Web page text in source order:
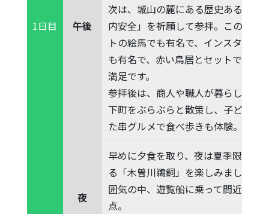
1日目 午後
次は、城山の麓にある歴史ある三光
内安全」を祈願して参拝。この神社
トの絵馬でも有名で、インスタ映え
も有名で、赤い鳥居とセットで記念
満足です。
参拝後は、商人や職人が暮らした名
下町をぶらぶらと散策し、子どもが
た串グルメで食べ歩きも体験。
夜
早めに夕食を取り、夜は夏季限定で
る「木曽川鵜飼」を楽しみました。
囲気の中、遊覧船に乗って間近に見
点。